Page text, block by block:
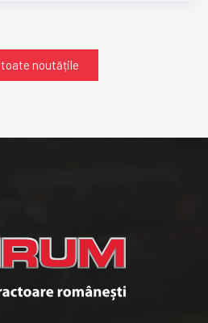
toate noutățile